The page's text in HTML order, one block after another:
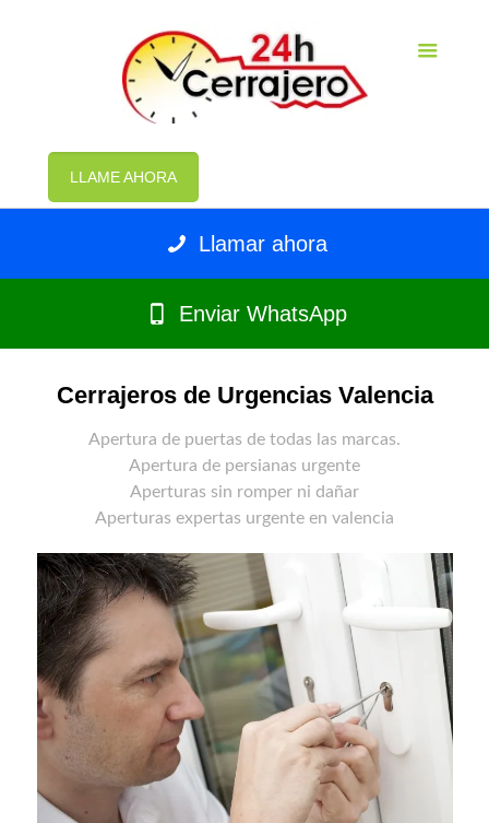
LLAME AHORA
Llamar ahora
Enviar WhatsApp
Cerrajeros de Urgencias Valencia
Apertura de puertas de todas las marcas.
Apertura de persianas urgente
Aperturas sin romper ni dañar
Aperturas expertas urgente en valencia